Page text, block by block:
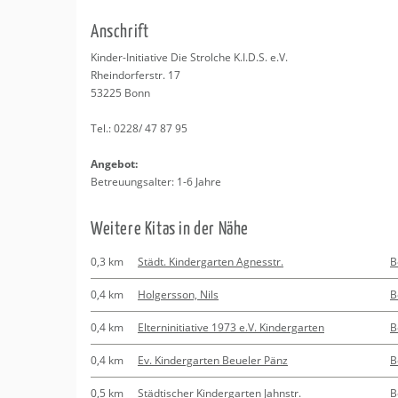
Beratung
Kurse
Regionale Tipps
An­schrift
Kin­der-In­itia­ti­ve Die Strol­che K.I.D.S. e.V.
Rhein­dor­fer­str. 17
53225 Bonn
Tel.:0228/ 47 87 95
An­ge­bot:
Be­treu­ungs­al­ter: 1-6 Jahre
Wei­te­re Kitas in der Nähe
0,3 km Städt. Kindergarten Agnesstr.
0,4 km Holgersson, Nils
0,4 km Elterninitiative 1973 e.V. Kindergarten
0,4 km Ev. Kindergarten Beueler Pänz
0,5 km Städtischer Kindergarten Jahnstr.